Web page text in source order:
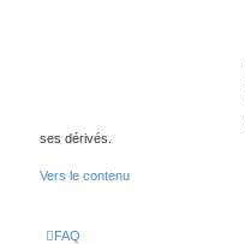
ses dérivés.
Vers le contenu
FAQ